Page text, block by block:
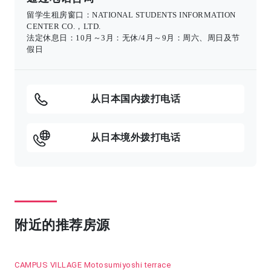
留学生租房窗口：NATIONAL STUDENTS INFORMATION
CENTER CO.，LTD.
法定休息日：10月～3月：无休/4月～9月：周六、周日及节
假日
从日本国内拨打电话
从日本境外拨打电话
附近的推荐房源
CAMPUS VILLAGE Motosumiyoshi terrace